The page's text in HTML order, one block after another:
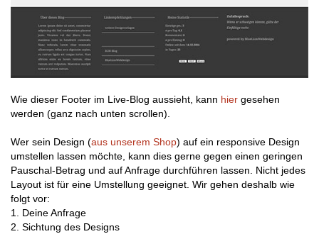
Wie dieser Footer im Live-Blog aussieht, kann hier gesehen
werden (ganz nach unten scrollen).
Wer sein Design (aus unserem Shop) auf ein responsive Design
umstellen lassen möchte, kann dies gerne gegen einen geringen
Pauschal-Betrag und auf Anfrage durchführen lassen. Nicht jedes
Layout ist für eine Umstellung geeignet. Wir gehen deshalb wie
folgt vor:
1. Deine Anfrage
2. Sichtung des Designs